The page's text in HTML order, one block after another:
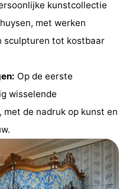
kunstcollectie
met werken
sculpturen tot kostbaar
Op de eerste
wisselende
de nadruk op kunst en